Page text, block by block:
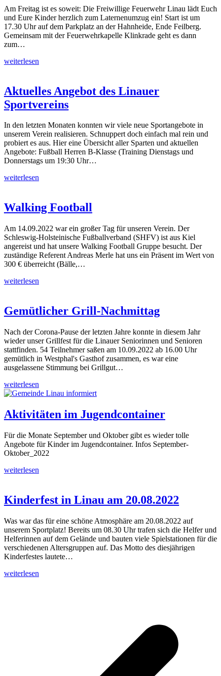
Am Freitag ist es soweit: Die Freiwillige Feuerwehr Linau lädt Euch
und Eure Kinder herzlich zum Laternenumzug ein! Start ist um
17.30 Uhr auf dem Parkplatz an der Hahnheide, Ende Feilberg.
Gemeinsam mit der Feuerwehrkapelle Klinkrade geht es dann
zum…
weiterlesen
Aktuelles Angebot des Linauer
Sportvereins
In den letzten Monaten konnten wir viele neue Sportangebote in
unserem Verein realisieren. Schnuppert doch einfach mal rein und
probiert es aus. Hier eine Übersicht aller Sparten und aktuellen
Angebote: Fußball Herren B-Klasse (Training Dienstags und
Donnerstags um 19:30 Uhr…
weiterlesen
Walking Football
Am 14.09.2022 war ein großer Tag für unseren Verein. Der
Schleswig-Holsteinische Fußballverband (SHFV) ist aus Kiel
angereist und hat unsere Walking Football Gruppe besucht. Der
zuständige Referent Andreas Merle hat uns ein Präsent im Wert von
300 € überreicht (Bälle,…
weiterlesen
Gemütlicher Grill-Nachmittag
Nach der Corona-Pause der letzten Jahre konnte in diesem Jahr
wieder unser Grillfest für die Linauer Seniorinnen und Senioren
stattfinden. 54 Teilnehmer saßen am 10.09.2022 ab 16.00 Uhr
gemütlich in Westphal's Gasthof zusammen, es war eine
ausgelassene Stimmung bei Grillgut…
weiterlesen
Aktivitäten im Jugendcontainer
Für die Monate September und Oktober gibt es wieder tolle
Angebote für Kinder im Jugendcontainer. Infos September-
Oktober_2022
weiterlesen
Kinderfest in Linau am 20.08.2022
Was war das für eine schöne Atmosphäre am 20.08.2022 auf
unserem Sportplatz! Bereits um 08.30 Uhr trafen sich die Helfer und
Helferinnen auf dem Gelände und bauten viele Spielstationen für die
verschiedenen Altersgruppen auf. Das Motto des diesjährigen
Kinderfestes lautete…
weiterlesen